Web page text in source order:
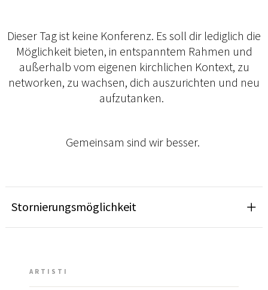
Dieser Tag ist keine Konferenz. Es soll dir lediglich die
Möglichkeit bieten, in entspanntem Rahmen und
außerhalb vom eigenen kirchlichen Kontext, zu
networken, zu wachsen, dich auszurichten und neu
aufzutanken.
Gemeinsam sind wir besser.
Stornierungsmöglichkeit
ARTISTI